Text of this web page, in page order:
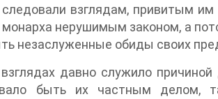
взглядам, привитым
нерушимым законом, а
незаслуженные обиды своих
давно служило
быть их частным делом,